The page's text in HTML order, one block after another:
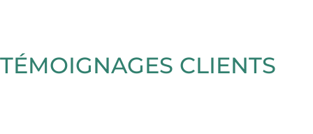
TÉMOIGNAGES CLIENTS